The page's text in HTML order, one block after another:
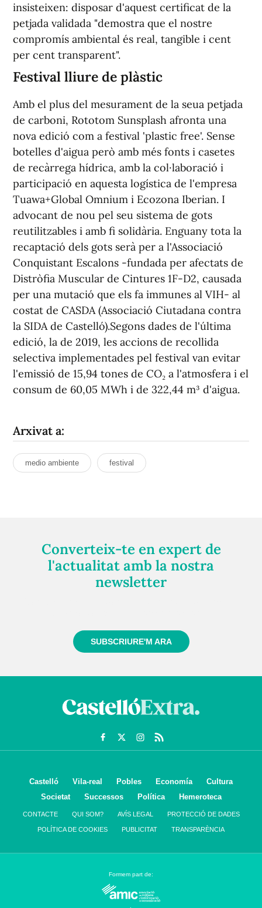
insisteixen: disposar d'aquest certificat de la
petjada validada "demostra que el nostre
compromís ambiental és real, tangible i cent
per cent transparent".
Festival lliure de plàstic
Amb el plus del mesurament de la seua petjada
de carboni, Rototom Sunsplash afronta una
nova edició com a festival 'plastic free'. Sense
botelles d'aigua però amb més fonts i casetes
de recàrrega hídrica, amb la col·laboració i
participació en aquesta logística de l'empresa
Tuawa+Global Omnium i Ecozona Iberian. I
advocant de nou pel seu sistema de gots
reutilitzables i amb fi solidària. Enguany tota la
recaptació dels gots serà per a l'Associació
Conquistant Escalons -fundada per afectats de
Distròfia Muscular de Cintures 1F-D2, causada
per una mutació que els fa immunes al VIH- al
costat de CASDA (Associació Ciutadana contra
la SIDA de Castelló).Segons dades de l'última
edició, la de 2019, les accions de recollida
selectiva implementades pel festival van evitar
l'emissió de 15,94 tones de CO₂ a l'atmosfera i el
consum de 60,05 MWh i de 322,44 m³ d'aigua.
Arxivat a:
medio ambiente festival
Converteix-te en expert de
l'actualitat amb la nostra
newsletter
SUBSCRIURE'M ARA
Castelló Vila-real Pobles Economía
Cultura
Societat
Successos Política Hemeroteca
CONTACTE QUI SOM? AVÍS LEGAL PROTECCIÓ DE DADES
POLÍTICA DE COOKIES PUBLICITAT TRANSPARÈNCIA
Formem part de: